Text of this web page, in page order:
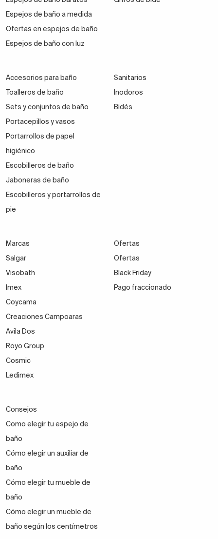
Espejos de baño a medida
Ofertas en espejos de baño
Espejos de baño con luz
Accesorios para baño
Toalleros de baño
Sets y conjuntos de baño
Portacepillos y vasos
Portarrollos de papel
higiénico
Escobilleros de baño
Jaboneras de baño
Escobilleros y portarrollos de
pie
Sanitarios
Inodoros
Bidés
Marcas
Salgar
Visobath
Imex
Coycama
Creaciones Campoaras
Avila Dos
Royo Group
Cosmic
Ledimex
Ofertas
Ofertas
Black Friday
Pago fraccionado
Consejos
Como elegir tu espejo de
baño
Cómo elegir un auxiliar de
baño
Cómo elegir tu mueble de
baño
Cómo elegir un mueble de
baño según los centímetros